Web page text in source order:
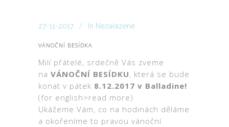
27-11-2017 In Nezařazené
VÁNOČNÍ BESÍDKA
Milí přátelé, srdečně Vás zveme
na VÁNOČNÍ BESÍDKU, která se bude
konat v pátek 8.12.2017 v Balladine!
(for english>read more)
Ukážeme Vám, co na hodinách děláme
a okořeníme to pravou vánoční